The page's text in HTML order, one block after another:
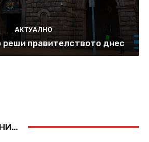
АКТУАЛНО
реши правителството днес